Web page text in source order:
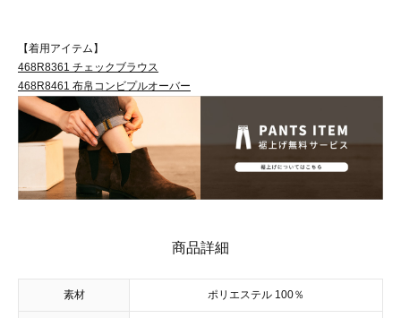
【着用アイテム】
468R8361 チェックブラウス
468R8461 布帛コンビプルオーバー
商品詳細
素材 ポリエステル 100％